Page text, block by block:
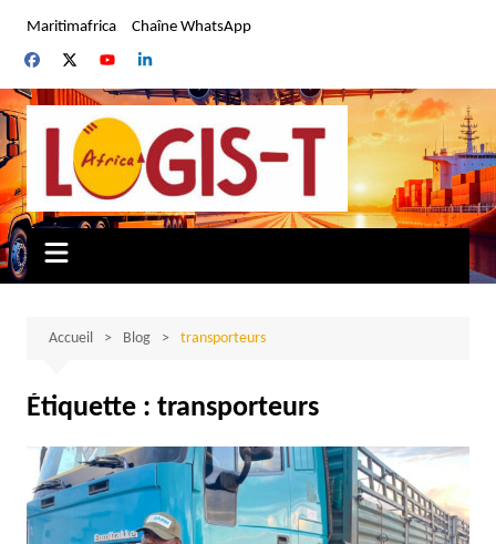
contenu
Maritimafrica Chaîne WhatsApp
Accueil Blog transporteurs
Étiquette : transporteurs